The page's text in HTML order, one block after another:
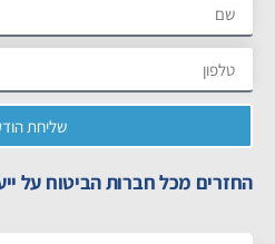
שליחת
החזרים מכל חברות הביטוח על